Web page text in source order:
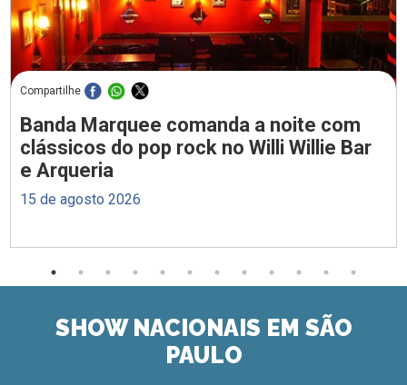
Compartilhe
Banda Marquee comanda a noite com
clássicos do pop rock no Willi Willie Bar
e Arqueria
15 de agosto 2026
SHOW NACIONAIS EM SÃO
PAULO